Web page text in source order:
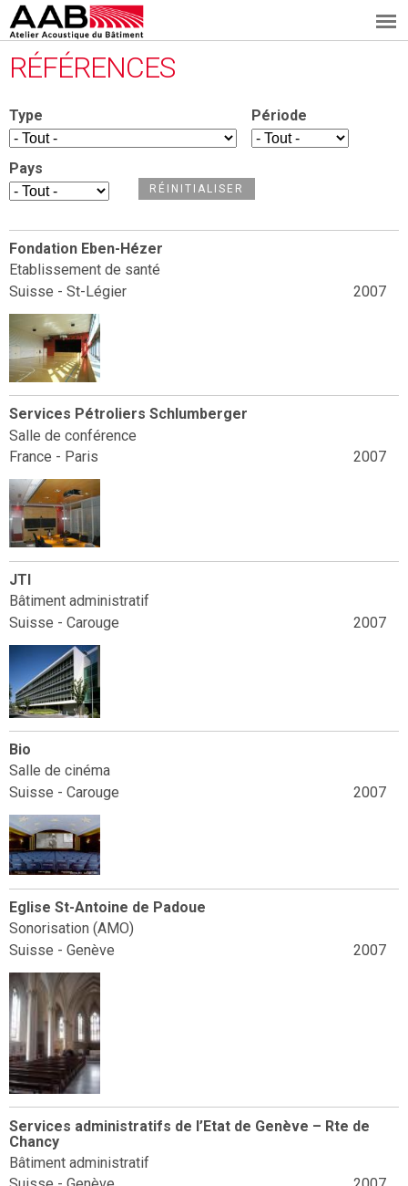
au
principal
A
B
RÉFÉRENCES
Type Période
Pays
Fondation Eben-Hézer
Etablissement de santé
2007
Suisse - St-Légier
Services Pétroliers Schlumberger
Salle de conférence
2007
France - Paris
JTI
Bâtiment administratif
2007
Suisse - Carouge
Bio
Salle de cinéma
2007
Suisse - Carouge
Eglise St-Antoine de Padoue
Sonorisation (AMO)
2007
Suisse - Genève
Services administratifs de l’Etat de Genève – Rte de
Chancy
Bâtiment administratif